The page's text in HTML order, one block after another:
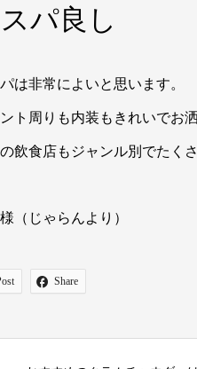
パ良し
は非常によいと思います。
ト周りも内装もきれいでお
飲食店もジャンル別でたく
（じゃらんより）
Share